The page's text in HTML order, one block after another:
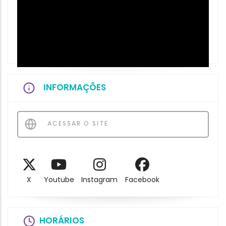
INFORMAÇÕES
ACESSAR O SITE
X Youtube Instagram Facebook
HORÁRIOS